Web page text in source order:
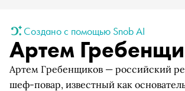
Создано с помощью Snob AI
Артем
Артем Гребенщиков — российский
шеф-повар, известный как